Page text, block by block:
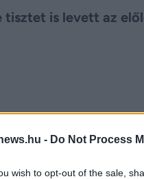
- Do Not Process
wish to opt-out of the sale,
tisztet is levett az